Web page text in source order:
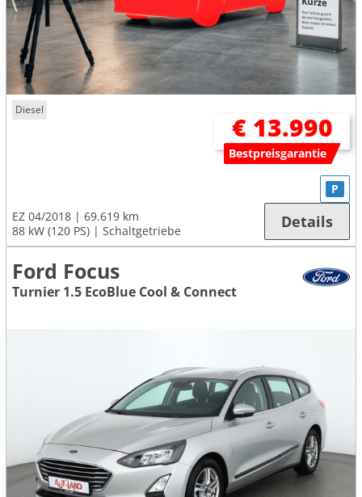
Diesel
€ 13.990
Bestpreisgarantie
EZ 04/2018
69.619 km
88 kW (120 PS)
Schaltgetriebe
P
Details
Ford Focus
Turnier 1.5 EcoBlue Cool & Connect